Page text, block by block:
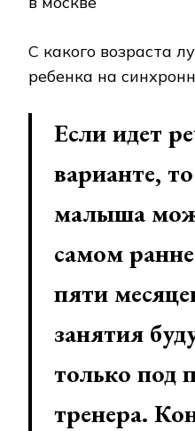
С какого возраста
ребенка на
Если идет
варианте,
малыша
самом
пяти
занятия
только под
тренера.